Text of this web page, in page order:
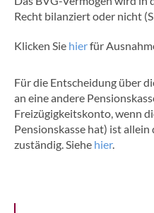
Recht bilanziert oder nicht
Klicken Sie hierfür
Für die Entscheidung über
an eine andere
Freizügigkeitskonto, wenn
Pensionskasse hat) ist
zuständig. Siehe hier.